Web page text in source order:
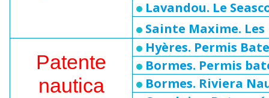
Lavandou. Le
Sainte Maxime.
Patente
nautica
Hyères. Permis
Bormes. Permis
Bormes. Riviera